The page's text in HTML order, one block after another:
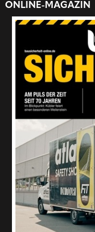
ONLINE-MAGAZIN